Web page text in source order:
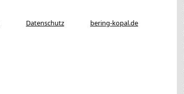
bering-kopal.de
Datenschutz